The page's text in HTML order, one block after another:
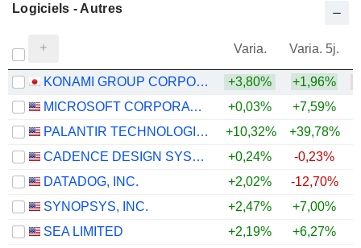
Logiciels - Autres
Varia. Varia. 5j.
KONAMI GROUP CORPORATION +3,80% +1,96%
MICROSOFT CORPORATION
+0,03% +7,59%
PALANTIR TECHNOLOGIES INC.
+10,32% +39,78%
CADENCE DESIGN SYSTEMS, INC.
+0,24% -0,23%
DATADOG, INC.
+2,02% -12,70%
SYNOPSYS, INC.
+2,47% +7,00%
SEA LIMITED
+2,19% +6,27%